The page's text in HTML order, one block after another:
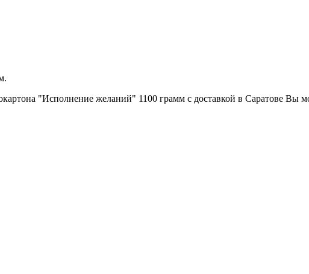
"Исполнение желаний" 1100 грамм с доставкой в Саратове Вы